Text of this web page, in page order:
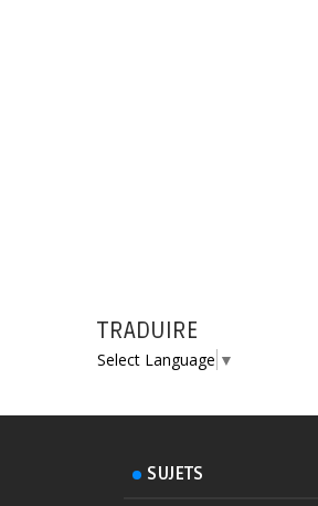
TRADUIRE
Select Language ▼
SUJETS